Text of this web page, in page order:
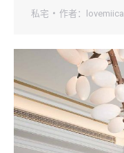
私宅 作者： lovemiica